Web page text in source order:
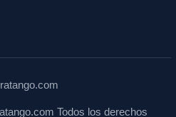
Todos los derechos